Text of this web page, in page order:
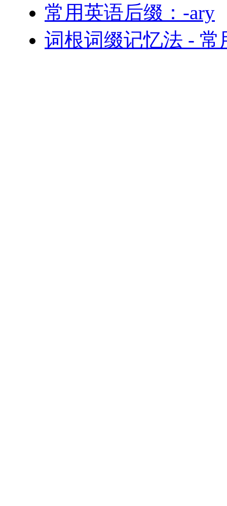
常用英语后缀：-ary
词根词缀记忆法 - 常